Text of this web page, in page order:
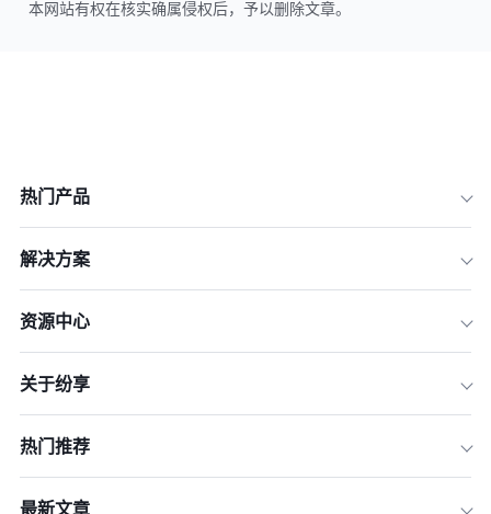
本网站有权在核实确属侵权后，予以删除文章。
热门产品
解决方案
资源中心
关于纷享
热门推荐
最新文章